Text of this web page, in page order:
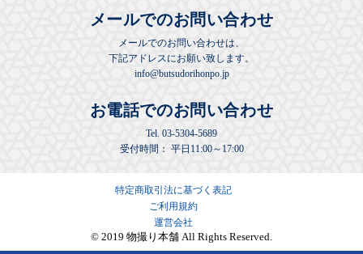
メールでのお問い合わせ
メールでのお問い合わせは、
下記アドレスにお願い致します。
info@butsudorihonpo.jp
お電話でのお問い合わせ
Tel. 03-5304-5689
受付時間： 平日11:00～17:00
特定商取引法に基づく表記
ご利用規約
運営会社
© 2019 物撮り本舗 All Rights Reserved.